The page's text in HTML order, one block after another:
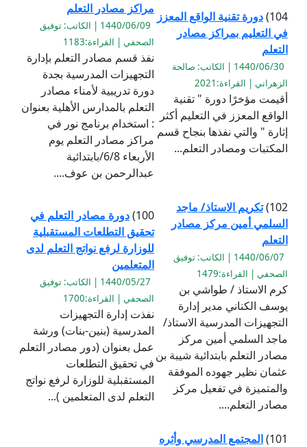
104) دورة تقنية الواقع المعزز
في التعليم بمراكز مصادر
التعلم
1440/06/30 | الكاتب: صالحة
الزهراني | القراءة:2021
أقيمت مؤخرًا دورة " تقنية
الواقع المعزز في التعليم أكثر
إثارة " والتي نفذها بنجاح قسم
المكتبات ومصادر التعلم...
مراكز مصادر التعلم
1440/06/09 | الكاتب: توفيق
الصحفي | القراءة:1183
نفذ قسم مصادر التعلم بإدارة
التجهيزات المدرسية بجدة
دورة تدريبية لأمناء مصادر
التعلم بالمدارس الأهلية بعنوان
: استخدام برنامج نور في
مراكز مصادر التعلم يوم
الأربعاء 6/8/بابتدائية
عبدالرحمن بن عوف....
102) تكريم الاستاذ/ ماجد
السلمي أمين مركز مصادر
التعلم
1440/06/07 | الكاتب: توفيق
الصحفي | القراءة:1479
كرم الاستاذ / طواشي بن
يوسف الكناني مدير إدارة
التجهيزات المدرسية الاستاذ/
ماجد السلمي أمين مركز
مصادر التعلم بابتدائية شيبة بن
عثمان نظير جهوده الموفقة
والمتميزة في تفعيل مركز
مصادر التعلم....
100) دورة مصادر التعلم في
تحقيق التطلعات المستقبلية
للوزارة لرفع نواتج التعلم لدى
المتعلمين
1440/05/27 | الكاتب: توفيق
الصحفي | القراءة:1700
نفذت إدارة التجهيزات
المدرسية (بنين-بنات) ورشة
عمل بعنوان (دور مصادر التعلم
في تحقيق التطلعات
المستقبلية للوزارة لرفع نواتج
التعلم لدى المتعلمين )...
101) المجتمع المدرسي وأثره